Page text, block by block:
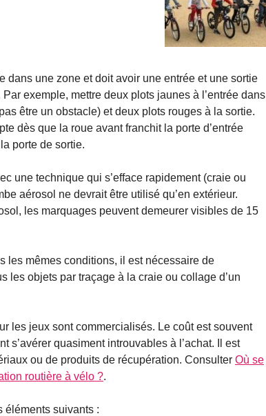
dans une zone et doit avoir une entrée et une sortie
exemple, mettre deux plots jaunes à l’entrée dans
être un obstacle) et deux plots rouges à la sortie.
dès que la roue avant franchit la porte d’entrée
porte de sortie.
une technique qui s’efface rapidement (craie ou
aérosol ne devrait être utilisé qu’en extérieur.
les marquages peuvent demeurer visibles de 15
les mêmes conditions, il est nécessaire de
les objets par traçage à la craie ou collage d’un
les jeux sont commercialisés. Le coût est souvent
s’avérer quasiment introuvables à l’achat. Il est
ou de produits de récupération. Consulter Où se
routière à vélo ?.
éléments suivants :